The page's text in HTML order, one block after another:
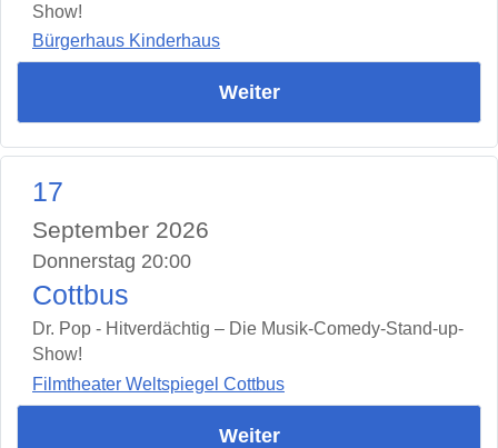
Show!
Bürgerhaus Kinderhaus
Weiter
17
September 2026
Donnerstag 20:00
Cottbus
Dr. Pop - Hitverdächtig – Die Musik-Comedy-Stand-up-
Show!
Filmtheater Weltspiegel Cottbus
Weiter